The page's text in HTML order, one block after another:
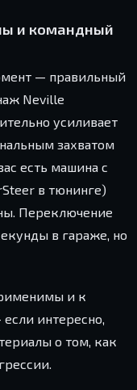
и командный
— правильный
Neville
усиливает
захватом
есть машина с
в тюнинге)
Переключение
в гараже, но
и к
интересно,
о том, как